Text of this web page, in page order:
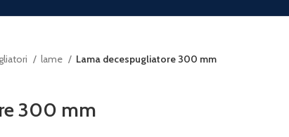
lame
Lama decespugliatore 300 mm
300 mm